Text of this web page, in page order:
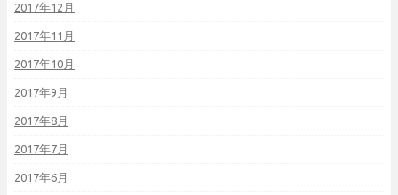
2017年12月
2017年11月
2017年10月
2017年9月
2017年8月
2017年7月
2017年6月